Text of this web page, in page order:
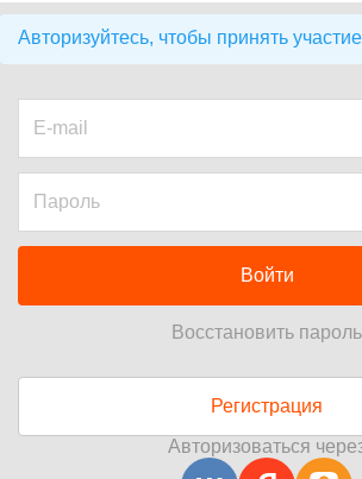
Авторизуйтесь, чтобы принять
Войти
Восстановить пароль
Регистрация
Авторизоваться